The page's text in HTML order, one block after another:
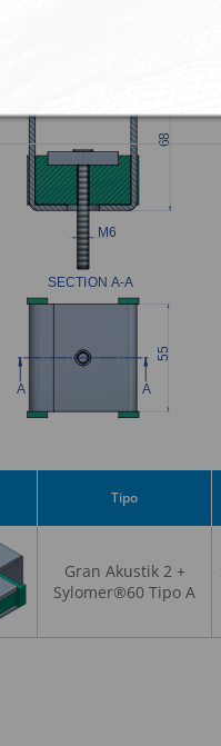
Tipo
Gran Akustik 2 +
Sylomer®60 Tipo A